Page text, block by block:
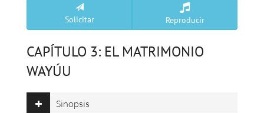
Solicitar Reproducir
CAPÍTULO 3: EL MATRIMONIO
WAYÚU
Sinopsis